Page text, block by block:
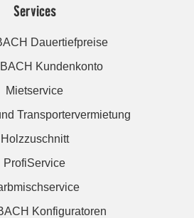
Services
Dauertiefpreise
Kundenkonto
Mietservice
Transportervermietung
Holzzuschnitt
ProfiService
Konfiguratoren